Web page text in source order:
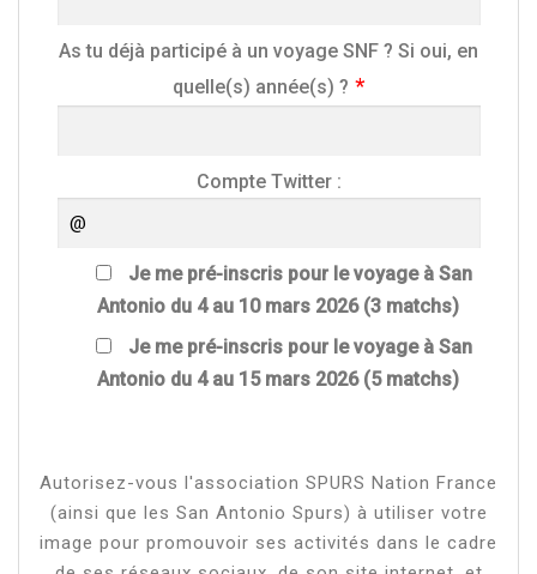
As tu déjà participé à un voyage SNF ? Si oui, en
quelle(s) année(s) ?
Compte Twitter :
Je me pré-inscris pour le voyage à San
Antonio du 4 au 10 mars 2026 (3 matchs)
Je me pré-inscris pour le voyage à San
Antonio du 4 au 15 mars 2026 (5 matchs)
Autorisez-vous l'association SPURS Nation France
(ainsi que les San Antonio Spurs) à utiliser votre
image pour promouvoir ses activités dans le cadre